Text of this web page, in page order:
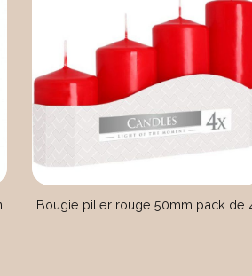
Bougie pilier rouge 50mm pack de